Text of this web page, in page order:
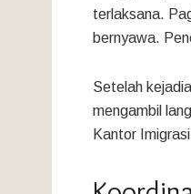
terlaksana.
bernyawa.
Setelah
mengambil
Kantor